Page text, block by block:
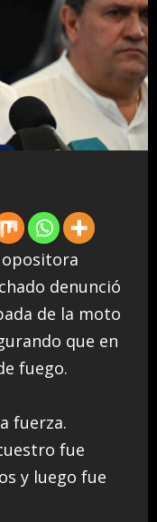
denunció
de la moto
que en
fuego.
fuerza.
fue
y luego fue